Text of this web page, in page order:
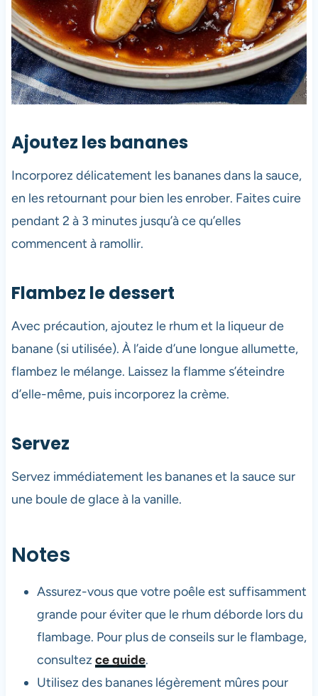
Ajoutez les bananes
Incorporez délicatement les bananes dans la sauce,
en les retournant pour bien les enrober. Faites cuire
pendant 2 à 3 minutes jusqu’à ce qu’elles
commencent à ramollir.
Flambez le dessert
Avec précaution, ajoutez le rhum et la liqueur de
banane (si utilisée). À l’aide d’une longue allumette,
flambez le mélange. Laissez la flamme s’éteindre
d’elle-même, puis incorporez la crème.
Servez
Servez immédiatement les bananes et la sauce sur
une boule de glace à la vanille.
Notes
Assurez-vous que votre poêle est suffisamment
grande pour éviter que le rhum déborde lors du
flambage. Pour plus de conseils sur le flambage,
consultez ce guide.
Utilisez des bananes légèrement mûres pour